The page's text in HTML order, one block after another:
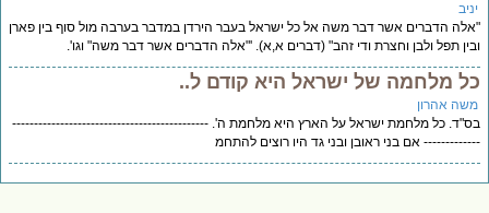
הדברים אשר דבר משה אל כל ישראל בעבר הירדן במדבר בערבה מול סוף בין פארן
תפל ולבן וחצרת ודי זהב" (דברים א,א). '"אלה הדברים אשר דבר משה" וגו'.
מלחמה של ישראל היא קודם ל..
אהרון
כל מלחמת ישראל על הארץ היא מלחמת ה'. ---------------------------------------------
אם בני ראובן ובני גד היו רוצים להתחמ